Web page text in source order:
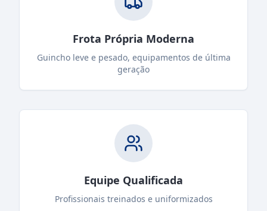
Frota Própria Moderna
Guincho leve e pesado, equipamentos de última
geração
Equipe Qualificada
Profissionais treinados e uniformizados